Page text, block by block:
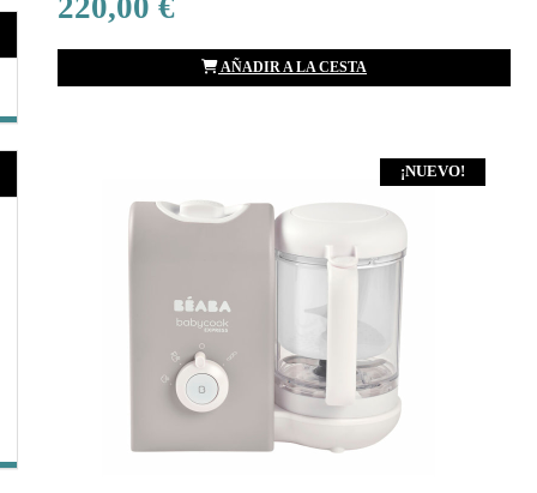
220,00 €
AÑADIR A LA CESTA
¡NUEVO!